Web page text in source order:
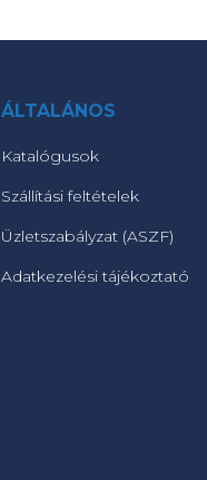
ÁLTALÁNOS
Katalógusok
Szállítási feltételek
Üzletszabályzat (ASZF)
Adatkezelési tájékoztató